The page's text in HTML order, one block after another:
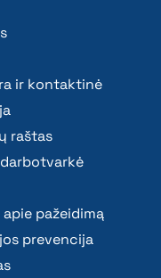
ir kontaktinė
raštas
apie pažeidimą
prevencija